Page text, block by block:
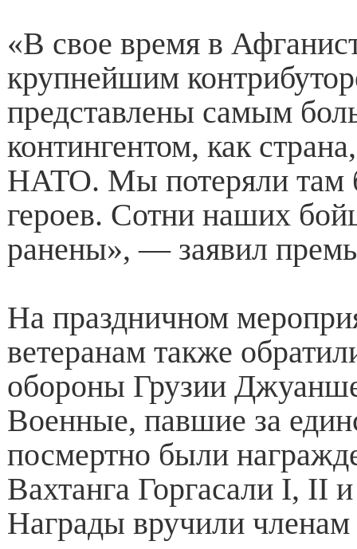
«В свое время в
крупнейшим
представлены самым
контингентом, как
НАТО. Мы потеряли там
героев. Сотни наших
ранены», — заявил
На праздничном
ветеранам также
обороны Грузии
Военные, павшие за
посмертно были
Вахтанга Горгасали I, II
Награды вручили